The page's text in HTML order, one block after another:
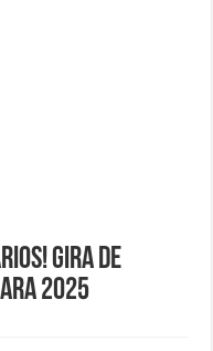
Gira de
2025